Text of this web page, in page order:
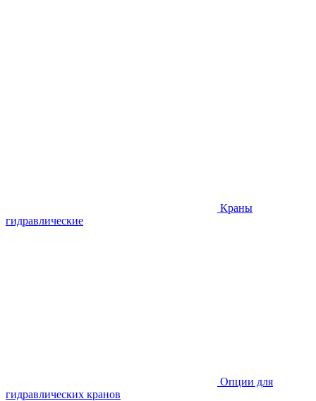
Краны
гидравлические
Опции для
гидравлических кранов